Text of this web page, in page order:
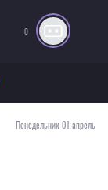
0
Понедельник 01 апрель